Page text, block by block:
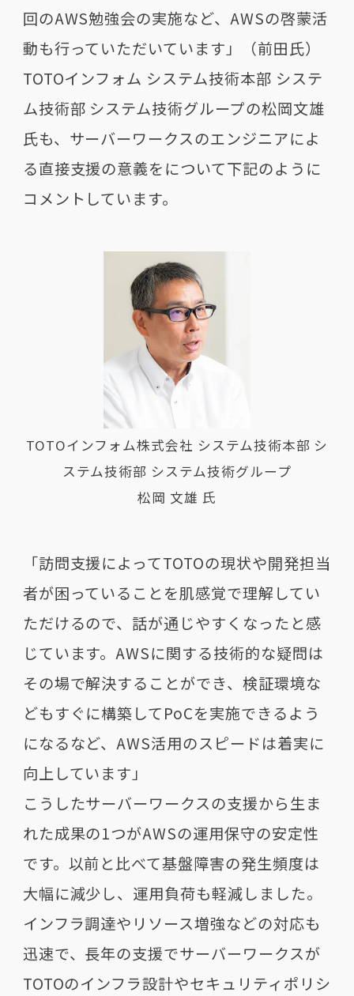
回のAWS勉強会の実施など、AWSの啓蒙活
動も行っていただいています」（前田氏）
TOTOインフォム システム技術本部 システ
ム技術部 システム技術グループの松岡文雄
氏も、サーバーワークスのエンジニアによ
る直接支援の意義をについて下記のように
コメントしています。
TOTOインフォム株式会社 システム技術本部 シ
ステム技術部 システム技術グループ
松岡 文雄 氏
「訪問支援によってTOTOの現状や開発担当
者が困っていることを肌感覚で理解してい
ただけるので、話が通じやすくなったと感
じています。AWSに関する技術的な疑問は
その場で解決することができ、検証環境な
どもすぐに構築してPoCを実施できるよう
になるなど、AWS活用のスピードは着実に
向上しています」
こうしたサーバーワークスの支援から生ま
れた成果の1つがAWSの運用保守の安定性
です。以前と比べて基盤障害の発生頻度は
大幅に減少し、運用負荷も軽減しました。
インフラ調達やリソース増強などの対応も
迅速で、長年の支援でサーバーワークスが
TOTOのインフラ設計やセキュリティポリシ